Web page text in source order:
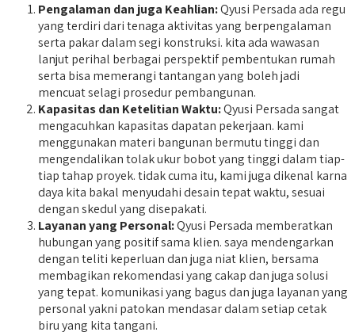
Pengalaman dan juga Keahlian:Qyusi Persada ada regu
yang terdiri dari tenaga aktivitas yang berpengalaman
serta pakar dalam segi konstruksi. kita ada wawasan
lanjut perihal berbagai perspektif pembentukan rumah
serta bisa memerangi tantangan yang boleh jadi
mencuat selagi prosedur pembangunan.
Kapasitas dan Ketelitian Waktu:Qyusi Persada sangat
mengacuhkan kapasitas dapatan pekerjaan. kami
menggunakan materi bangunan bermutu tinggi dan
mengendalikan tolak ukur bobot yang tinggi dalam tiap-
tiap tahap proyek. tidak cuma itu, kami juga dikenal karna
daya kita bakal menyudahi desain tepat waktu, sesuai
dengan skedul yang disepakati.
Layanan yang Personal:Qyusi Persada memberatkan
hubungan yang positif sama klien. saya mendengarkan
dengan teliti keperluan dan juga niat klien, bersama
membagikan rekomendasi yang cakap dan juga solusi
yang tepat. komunikasi yang bagus dan juga layanan yang
personal yakni patokan mendasar dalam setiap cetak
biru yang kita tangani.